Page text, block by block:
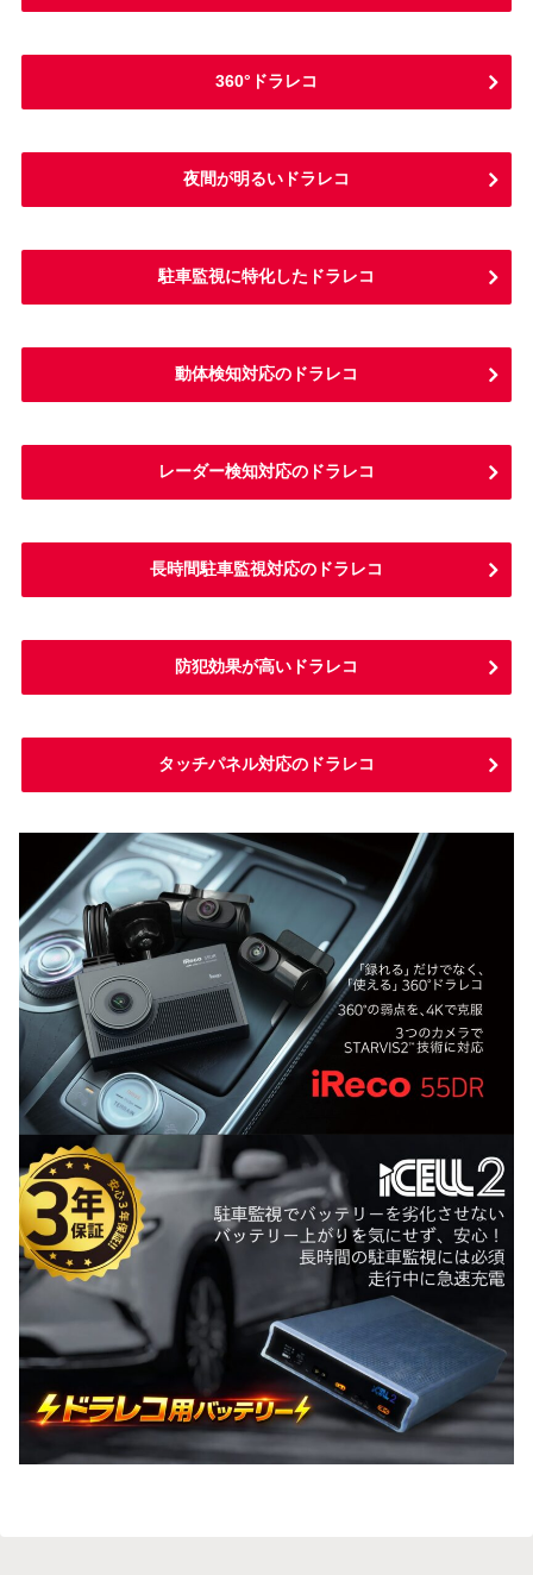
360°ドラレコ
夜間が明るいドラレコ
駐車監視に特化したドラレコ
動体検知対応のドラレコ
レーダー検知対応のドラレコ
長時間駐車監視対応のドラレコ
防犯効果が高いドラレコ
タッチパネル対応のドラレコ